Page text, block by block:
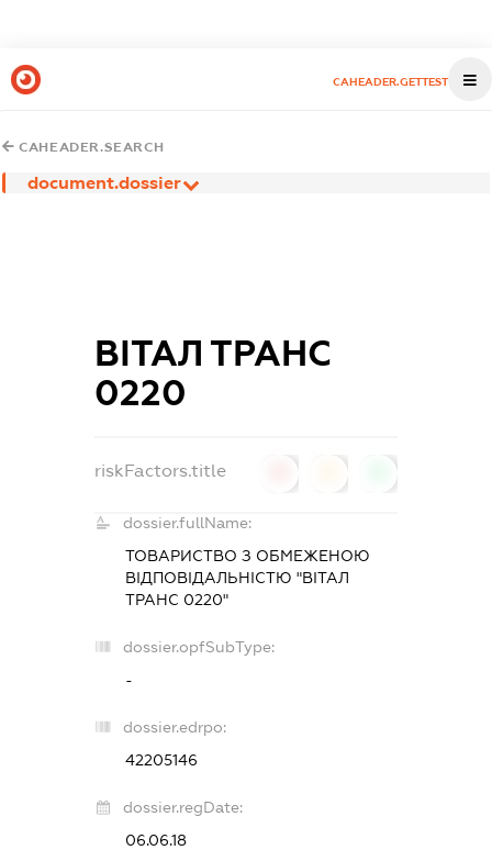
CAHEADER.GETTEST
CAHEADER.SEARCH
document.dossier
ВІТАЛ ТРАНС
0220
riskFactors.title
dossier.fullName:
ТОВАРИСТВО З ОБМЕЖЕНОЮ
ВІДПОВІДАЛЬНІСТЮ "ВІТАЛ
ТРАНС 0220"
dossier.opfSubType:
-
dossier.edrpo:
42205146
dossier.regDate:
06.06.18